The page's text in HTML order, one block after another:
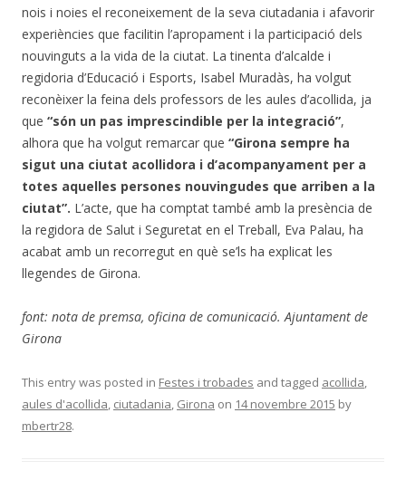
nois i noies el reconeixement de la seva ciutadania i afavorir
experiències que facilitin l’apropament i la participació dels
nouvinguts a la vida de la ciutat. La tinenta d’alcalde i
regidoria d’Educació i Esports, Isabel Muradàs, ha volgut
reconèixer la feina dels professors de les aules d’acollida, ja
que “són un pas imprescindible per la integració”,
alhora que ha volgut remarcar que “Girona sempre ha
sigut una ciutat acollidora i d’acompanyament per a
totes aquelles persones nouvingudes que arriben a la
ciutat”. L’acte, que ha comptat també amb la presència de
la regidora de Salut i Seguretat en el Treball, Eva Palau, ha
acabat amb un recorregut en què se’ls ha explicat les
llegendes de Girona.
font: nota de premsa, oficina de comunicació. Ajuntament de
Girona
This entry was posted in Festes i trobades and tagged acollida
aules d'acollida ciutadania Girona on 14 novembre 2015 by
mbertr28.